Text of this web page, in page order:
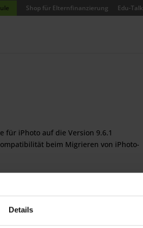
Details
Shop für Elternfinanzierung Edu-Talk
für iPhoto auf die Version 9.6.1
beim Migrieren von iPhoto-